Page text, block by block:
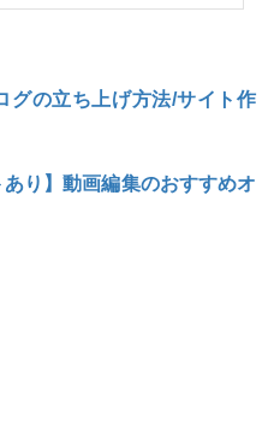
グの立ち上げ方法/サイト作
あり】動画編集のおすすめオ